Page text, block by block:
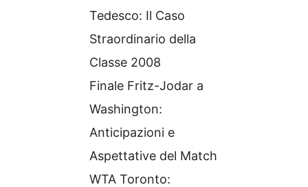
Tedesco: Il Caso
Straordinario della
Classe 2008
Finale Fritz-Jodar a
Washington:
Anticipazioni e
Aspettative del Match
WTA Toronto: